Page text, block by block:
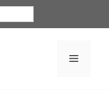
Menu